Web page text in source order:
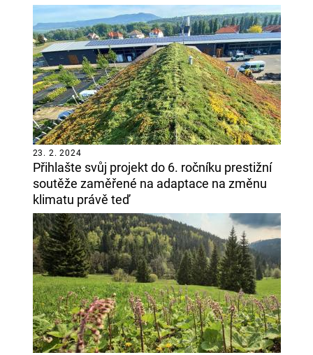
Přihlašte svůj projekt do 6. ročníku prestižní
soutěže zaměřené na adaptace na změnu
klimatu právě teď
23. 2. 2024